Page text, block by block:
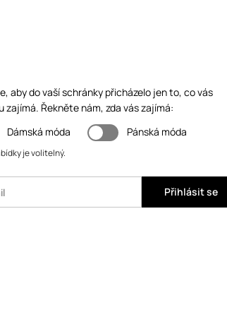
aby do vaší schránky přicházelo jen to, co vás
zajímá. Řekněte nám, zda vás zajímá:
Dámská móda
Pánská móda
je volitelný.
Přihlásit se